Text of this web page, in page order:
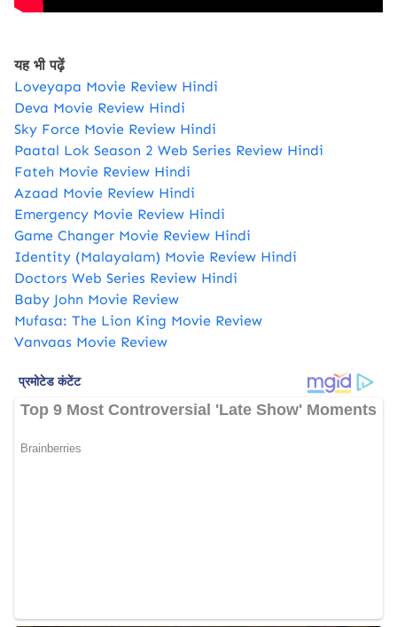
यह भी पढ़ें
Loveyapa Movie Review Hindi
Deva Movie Review Hindi
Sky Force Movie Review Hindi
Paatal Lok Season 2 Web Series Review Hindi
​Fateh Movie Review Hindi
Azaad Movie Review Hindi
Emergency Movie Review Hindi
Game Changer Movie Review Hindi
Identity (Malayalam) Movie Review Hindi
Doctors Web Series Review Hindi
Baby John Movie Review
Mufasa: The Lion King Movie Review
Vanvaas Movie Review